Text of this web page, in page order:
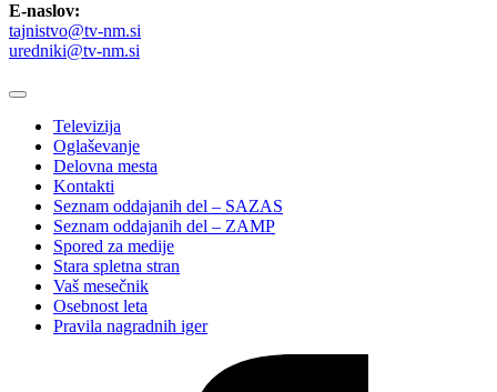
E-naslov:
tajnistvo@tv-nm.si
uredniki@tv-nm.si
Televizija
Oglaševanje
Delovna mesta
Kontakti
Seznam oddajanih del – SAZAS
Seznam oddajanih del – ZAMP
Spored za medije
Stara spletna stran
Vaš mesečnik
Osebnost leta
Pravila nagradnih iger